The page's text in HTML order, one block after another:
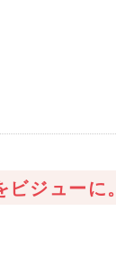
ジューに。